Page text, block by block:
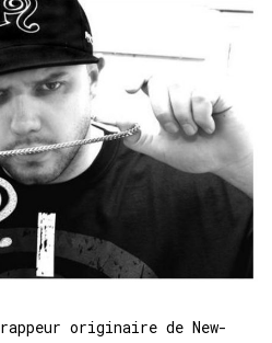
2
0
2
0
originaire de New-